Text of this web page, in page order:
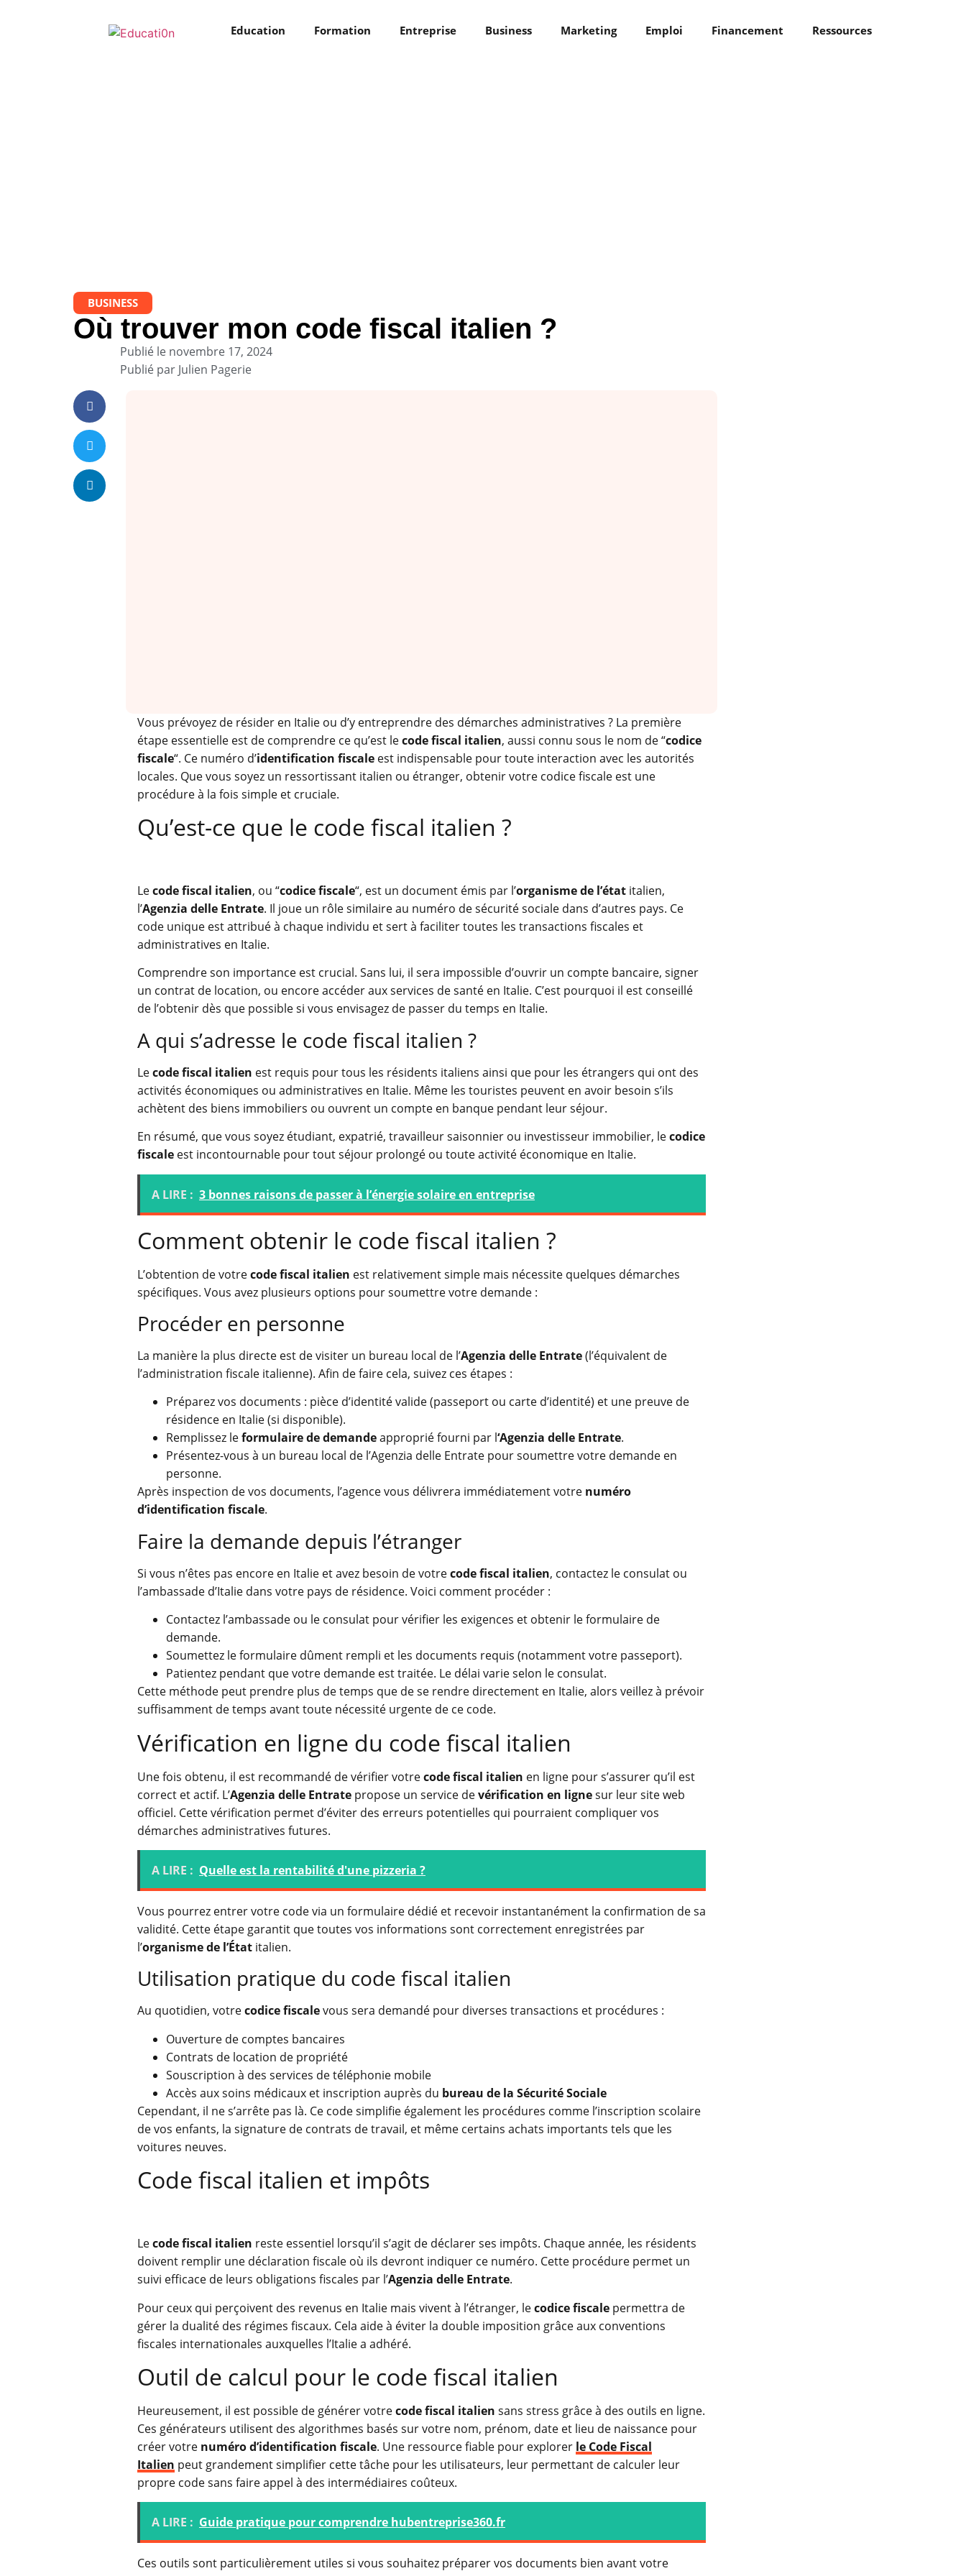
Education Formation Entreprise Business Marketing Emploi Financement Ressources
BUSINESS
Où trouver mon code fiscal italien ?
Publié le novembre 17, 2024
Publié par Julien Pagerie
Vous prévoyez de résider en Italie ou d’y entreprendre des démarches administratives ? La première
étape essentielle est de comprendre ce qu’est lecode fiscal italien, aussi connu sous le nom de “codice
fiscale“. Ce numéro d’identification fiscale est indispensable pour toute interaction avec les autorités
locales. Que vous soyez un ressortissant italien ou étranger, obtenir votre codice fiscale est une
procédure à la fois simple et cruciale.
Qu’est-ce que le code fiscal italien ?
Lecode fiscal italien, ou “codice fiscale“, est un document émis par l’organisme de l’état italien,
l’Agenzia delle Entrate. Il joue un rôle similaire au numéro de sécurité sociale dans d’autres pays. Ce
code unique est attribué à chaque individu et sert à faciliter toutes les transactions fiscales et
administratives en Italie.
Comprendre son importance est crucial. Sans lui, il sera impossible d’ouvrir un compte bancaire, signer
un contrat de location, ou encore accéder aux services de santé en Italie. C’est pourquoi il est conseillé
de l’obtenir dès que possible si vous envisagez de passer du temps en Italie.
A qui s’adresse le code fiscal italien ?
Lecode fiscal italien est requis pour tous les résidents italiens ainsi que pour les étrangers qui ont des
activités économiques ou administratives en Italie. Même les touristes peuvent en avoir besoin s’ils
achètent des biens immobiliers ou ouvrent un compte en banque pendant leur séjour.
En résumé, que vous soyez étudiant, expatrié, travailleur saisonnier ou investisseur immobilier, lecodice
fiscale est incontournable pour tout séjour prolongé ou toute activité économique en Italie.
A LIRE : 3 bonnes raisons de passer à l’énergie solaire en entreprise
Comment obtenir le code fiscal italien ?
L’obtention de votrecode fiscal italien est relativement simple mais nécessite quelques démarches
spécifiques. Vous avez plusieurs options pour soumettre votre demande :
Procéder en personne
La manière la plus directe est de visiter un bureau local de l’Agenzia delle Entrate(l’équivalent de
l’administration fiscale italienne). Afin de faire cela, suivez ces étapes :
Préparez vos documents : pièce d’identité valide (passeport ou carte d’identité) et une preuve de
résidence en Italie (si disponible).
Remplissez leformulaire de demandeapproprié fourni par l‘Agenzia delle Entrate.
Présentez-vous à un bureau local de l’Agenzia delle Entrate pour soumettre votre demande en
personne.
Après inspection de vos documents, l’agence vous délivrera immédiatement votre numéro
d’identification fiscale.
Faire la demande depuis l’étranger
Si vous n’êtes pas encore en Italie et avez besoin de votrecode fiscal italien, contactez le consulat ou
l’ambassade d’Italie dans votre pays de résidence. Voici comment procéder :
Contactez l’ambassade ou le consulat pour vérifier les exigences et obtenir le formulaire de
demande.
Soumettez le formulaire dûment rempli et les documents requis (notamment votre passeport).
Patientez pendant que votre demande est traitée. Le délai varie selon le consulat.
Cette méthode peut prendre plus de temps que de se rendre directement en Italie, alors veillez à prévoir
suffisamment de temps avant toute nécessité urgente de ce code.
Vérification en ligne du code fiscal italien
Une fois obtenu, il est recommandé de vérifier votrecode fiscal italien en ligne pour s’assurer qu’il est
correct et actif. L’Agenzia delle Entrate propose un service devérification en lignesur leur site web
officiel. Cette vérification permet d’éviter des erreurs potentielles qui pourraient compliquer vos
démarches administratives futures.
A LIRE : Quelle est la rentabilité d'une pizzeria ?
Vous pourrez entrer votre code via un formulaire dédié et recevoir instantanément la confirmation de sa
validité. Cette étape garantit que toutes vos informations sont correctement enregistrées par
l’organisme de l’État italien.
Utilisation pratique du code fiscal italien
Au quotidien, votrecodice fiscalevous sera demandé pour diverses transactions et procédures :
Ouverture de comptes bancaires
Contrats de location de propriété
Souscription à des services de téléphonie mobile
Accès aux soins médicaux et inscription auprès du bureau de la Sécurité Sociale
Cependant, il ne s’arrête pas là. Ce code simplifie également les procédures comme l’inscription scolaire
de vos enfants, la signature de contrats de travail, et même certains achats importants tels que les
voitures neuves.
Code fiscal italien et impôts
Lecode fiscal italien reste essentiel lorsqu’il s’agit de déclarer ses impôts. Chaque année, les résidents
doivent remplir une déclaration fiscale où ils devront indiquer ce numéro. Cette procédure permet un
suivi efficace de leurs obligations fiscales par l’Agenzia delle Entrate.
Pour ceux qui perçoivent des revenus en Italie mais vivent à l’étranger, lecodice fiscale permettra de
gérer la dualité des régimes fiscaux. Cela aide à éviter la double imposition grâce aux conventions
fiscales internationales auxquelles l’Italie a adhéré.
Outil de calcul pour le code fiscal italien
Heureusement, il est possible de générer votrecode fiscal italien sans stress grâce à des outils en ligne.
Ces générateurs utilisent des algorithmes basés sur votre nom, prénom, date et lieu de naissance pour
créer votre numéro d’identification fiscale. Une ressource fiable pour explorer le Code Fiscal
Italien peut grandement simplifier cette tâche pour les utilisateurs, leur permettant de calculer leur
propre code sans faire appel à des intermédiaires coûteux.
A LIRE : Guide pratique pour comprendre hubentreprise360.fr
Ces outils sont particulièrement utiles si vous souhaitez préparer vos documents bien avant votre